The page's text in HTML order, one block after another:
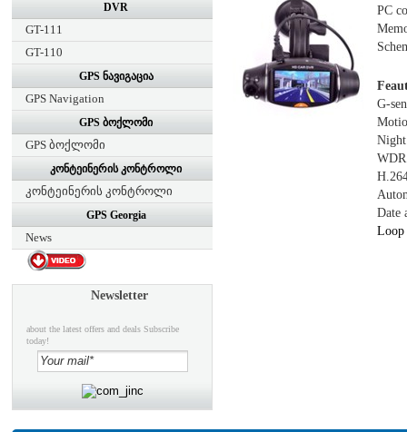
DVR
GT-111
GT-110
GPS ნავიგაცია
GPS Navigation
GPS ბოქლომი
GPS ბოქლომი
კონტეინერის კონტროლი
კონტეინერის კონტროლი
GPS Georgia
News
Newsletter
about the latest offers and deals Subscribe
today!
PC
G-
WDR
Date
Loop